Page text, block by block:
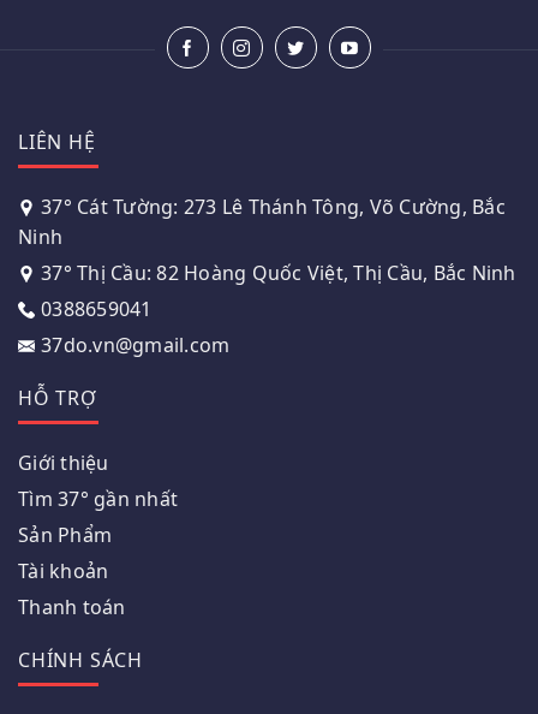
LIÊN HỆ
37° Cát Tường: 273 Lê Thánh Tông, Võ Cường, Bắc
Ninh
37° Thị Cầu: 82 Hoàng Quốc Việt, Thị Cầu, Bắc Ninh
0388659041
37do.vn@gmail.com
HỖ TRỢ
Giới thiệu
Tìm 37° gần nhất
Sản Phẩm
Tài khoản
Thanh toán
CHÍNH SÁCH